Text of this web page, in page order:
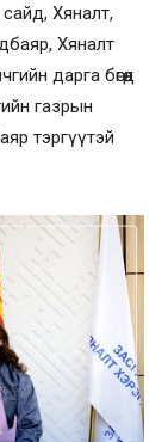
Хяналт,
Хяналт
дарга бөгөөд
газрын
тэргүүтэй